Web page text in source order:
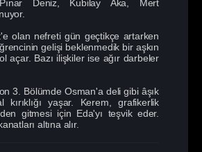
Deniz, Kubilay Aka, Mert
olan nefreti gün geçtikçe artarken
gelişi beklenmedik bir aşkın
açar. Bazı ilişkiler ise ağır darbeler
3. Bölümde Osman'a deli gibi âşık
yaşar. Kerem, grafikerlik
gitmesi için Eda'yı teşvik eder.
altına alır.